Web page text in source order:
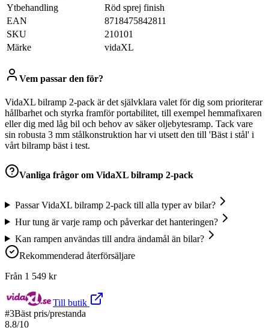
Ytbehandling
Röd sprej finish
EAN
8718475842811
SKU
210101
Märke
vidaXL
Vem passar den för?
VidaXL bilramp 2-pack är det självklara valet för dig som prioriterar
hållbarhet och styrka framför portabilitet, till exempel hemmafixaren
eller dig med låg bil och behov av säker oljebytesramp. Tack vare
sin robusta 3 mm stålkonstruktion har vi utsett den till 'Bäst i stål' i
vårt bilramp bäst i test.
Vanliga frågor om VidaXL bilramp 2-pack
Passar VidaXL bilramp 2-pack till alla typer av bilar?
Hur tung är varje ramp och påverkar det hanteringen?
Kan rampen användas till andra ändamål än bilar?
Rekommenderad återförsäljare
Från 1 549 kr
Till butik
#3Bäst pris/prestanda
8.8/10